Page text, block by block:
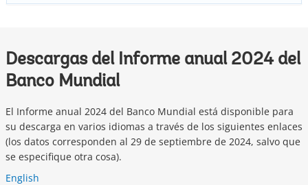
Descargas del Informe anual 2024 del
Banco Mundial
El Informe anual 2024 del Banco Mundial está disponible para
su descarga en varios idiomas a través de los siguientes enlaces
(los datos corresponden al 29 de septiembre de 2024, salvo que
se especifique otra cosa).
English